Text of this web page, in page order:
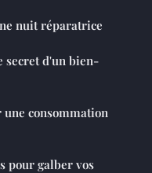
nuit réparatrice
secret d'un bien-
consommation
pour galber vos